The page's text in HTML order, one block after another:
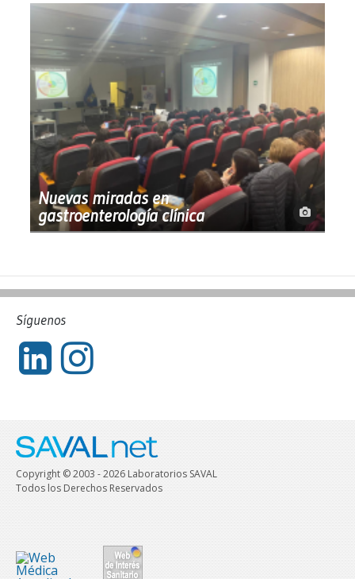
Nuevas miradas en
gastroenterología clínica
Síguenos
Copyright © 2003 - 2026 Laboratorios SAVAL
Todos los Derechos Reservados